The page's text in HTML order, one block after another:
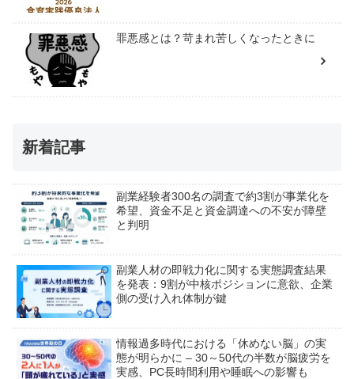
罪悪感とは？苛まれ苦しくなったときに
新着記事
副業経験者300名の調査で約3割が事業化を
希望、資金不足と資金調達への不安が障壁
と判明
副業人材の即戦力化に関する実態調査結果
を発表：9割が中核ポジションに意欲、企業
側の受け入れ体制が鍵
情報過多時代における「休めない脳」の実
態が明らかに – 30～50代の半数が脳疲労を
実感、PC長時間利用や睡眠への影響も